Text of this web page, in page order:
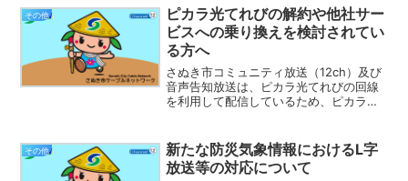
STNet 特設コールセンター（臨時窓
口）電話：080...
その他
ピカラ光てれびの解約や他社サー
ビスへの乗り換えを検討されてい
る方へ
さぬき市コミュニティ放送（12ch）及び
音声告知放送は、ピカラ光てれびの回線
を利用して配信しているため、ピカラ光
換えを検討する際には、ご理解の上で慎
重に検討してください...
その他
新たな防災気象情報におけるL字
放送等の対応について